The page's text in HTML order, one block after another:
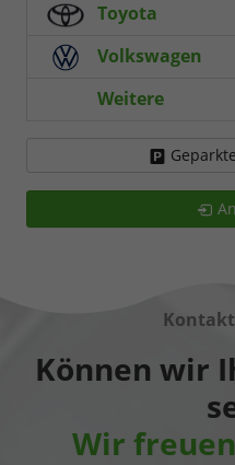
Toyota
Volkswagen
Weitere
Können wir
Wir freuen